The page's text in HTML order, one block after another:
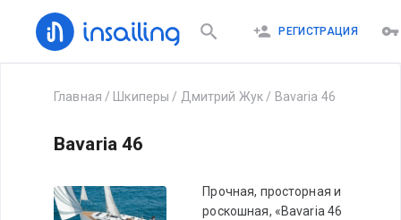
РЕГИСТРАЦИЯ
Главная / Шкиперы / Дмитрий Жук / Bavaria 46
Bavaria 46
Прочная, просторная и
роскошная, «Bavaria 46